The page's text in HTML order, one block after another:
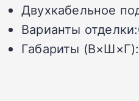
Двухкабельное
Варианты
Габариты